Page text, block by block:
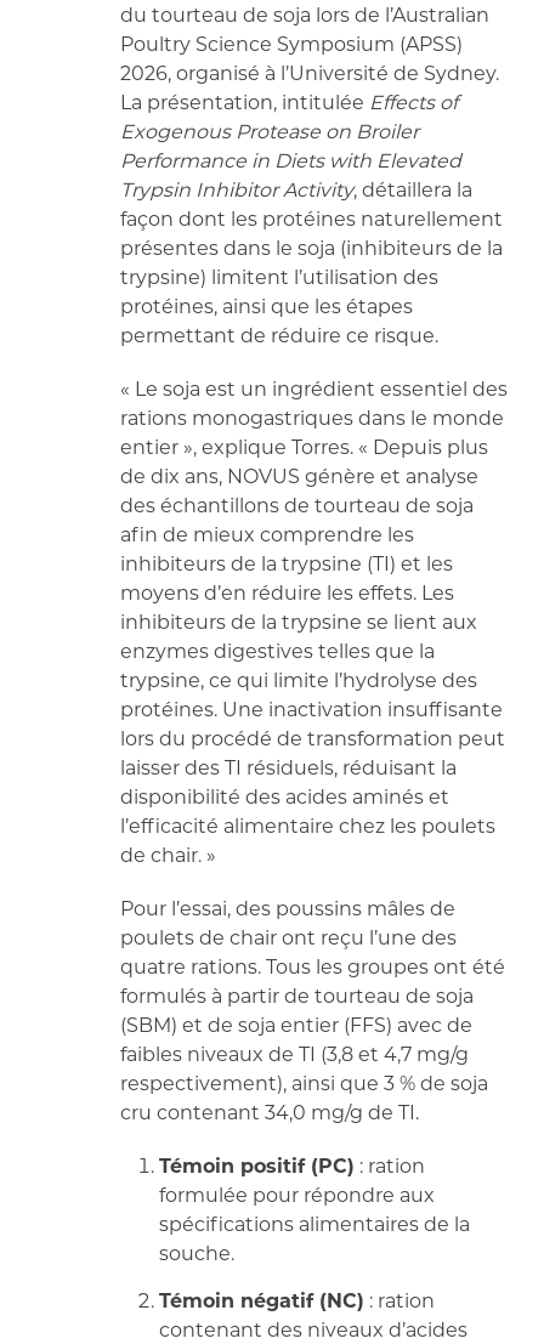
du tourteau de soja lors de l’Australian
Poultry Science Symposium (APSS)
2026, organisé à l’Université de Sydney.
La présentation, intitulée Effects of
Exogenous Protease on Broiler
Performance in Diets with Elevated
Trypsin Inhibitor Activity, détaillera la
façon dont les protéines naturellement
présentes dans le soja (inhibiteurs de la
trypsine) limitent l’utilisation des
protéines, ainsi que les étapes
permettant de réduire ce risque.
« Le soja est un ingrédient essentiel des
rations monogastriques dans le monde
entier », explique Torres. « Depuis plus
de dix ans, NOVUS génère et analyse
des échantillons de tourteau de soja
afin de mieux comprendre les
inhibiteurs de la trypsine (TI) et les
moyens d’en réduire les effets. Les
inhibiteurs de la trypsine se lient aux
enzymes digestives telles que la
trypsine, ce qui limite l’hydrolyse des
protéines. Une inactivation insuffisante
lors du procédé de transformation peut
laisser des TI résiduels, réduisant la
disponibilité des acides aminés et
l’efficacité alimentaire chez les poulets
de chair. »
Pour l’essai, des poussins mâles de
poulets de chair ont reçu l’une des
quatre rations. Tous les groupes ont été
formulés à partir de tourteau de soja
(SBM) et de soja entier (FFS) avec de
faibles niveaux de TI (3,8 et 4,7 mg/g
respectivement), ainsi que 3 % de soja
cru contenant 34,0 mg/g de TI.
Témoin positif (PC) : ration
formulée pour répondre aux
spécifications alimentaires de la
souche.
Témoin négatif (NC) : ration
contenant des niveaux d’acides